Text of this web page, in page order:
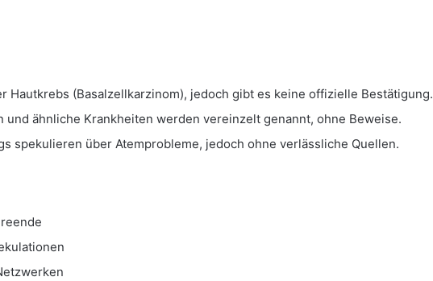
Hautkrebs (Basalzellkarzinom), jedoch gibt es keine offizielle Bestätigung.
und ähnliche Krankheiten werden vereinzelt genannt, ohne Beweise.
spekulieren über Atemprobleme, jedoch ohne verlässliche Quellen.